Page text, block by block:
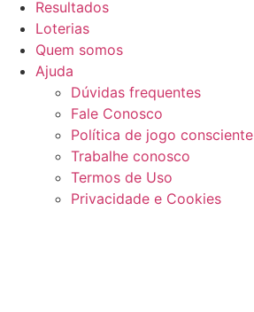
Resultados
Loterias
Quem somos
Ajuda
Dúvidas frequentes
Fale Conosco
Política de jogo consciente
Trabalhe conosco
Termos de Uso
Privacidade e Cookies